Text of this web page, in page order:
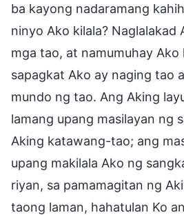
ba kayong nadaramang
ninyo Ako kilala? Naglalakad
mga tao, at namumuhay Ako
sapagkat Ako ay naging tao
mundo ng tao. Ang Aking
lamang upang masilayan ng
Aking katawang-tao; ang
upang makilala Ako ng
riyan, sa pamamagitan ng
taong laman, hahatulan Ko